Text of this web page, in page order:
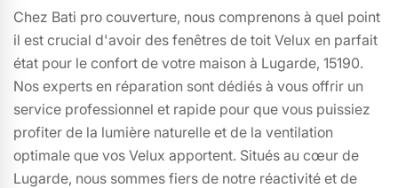
Chez Bati pro couverture, nous comprenons à quel point
il est crucial d'avoir des fenêtres de toit Velux en parfait
état pour le confort de votre maison à Lugarde, 15190.
Nos experts en réparation sont dédiés à vous offrir un
service professionnel et rapide pour que vous puissiez
profiter de la lumière naturelle et de la ventilation
optimale que vos Velux apportent. Situés au cœur de
Lugarde, nous sommes fiers de notre réactivité et de